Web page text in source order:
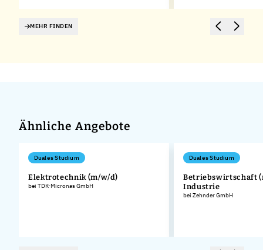
MEHR FINDEN
Ähnliche Angebote
Duales Studium
Elektrotechnik (m/w/d)
bei TDK-Micronas GmbH
Duales Studium
Betriebswirtschaft
Industrie
bei Zehnder GmbH